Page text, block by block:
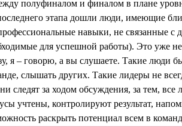
полуфиналом и финалом в плане
этапа дошли люди, имеющие
навыки, не связанные с
для успешной работы). Это уже
я – говорю, а вы слушаете. Такие люди
слышать других. Такие лидеры не
следят за ходом обсуждения, за тем,
учтены, контролируют результат,
раскрыть потенциал всем в